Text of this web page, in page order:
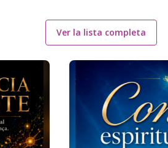
Ver la lista completa